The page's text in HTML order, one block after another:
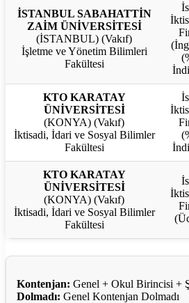
İSTANBUL SABAHATTİN
ZAİM ÜNİVERSİTESİ
(İSTANBUL) (Vakıf)
İşletme ve Yönetim Bilimleri
Fakültesi
KTO KARATAY
ÜNİVERSİTESİ
(KONYA) (Vakıf)
İktisadi, İdari ve Sosyal Bilimler
Fakültesi
KTO KARATAY
ÜNİVERSİTESİ
(KONYA) (Vakıf)
İktisadi, İdari ve Sosyal Bilimler
Fakültesi
Kontenjan: Genel + Okul Birincisi +
Dolmadı: Genel Kontenjan Dolmadı